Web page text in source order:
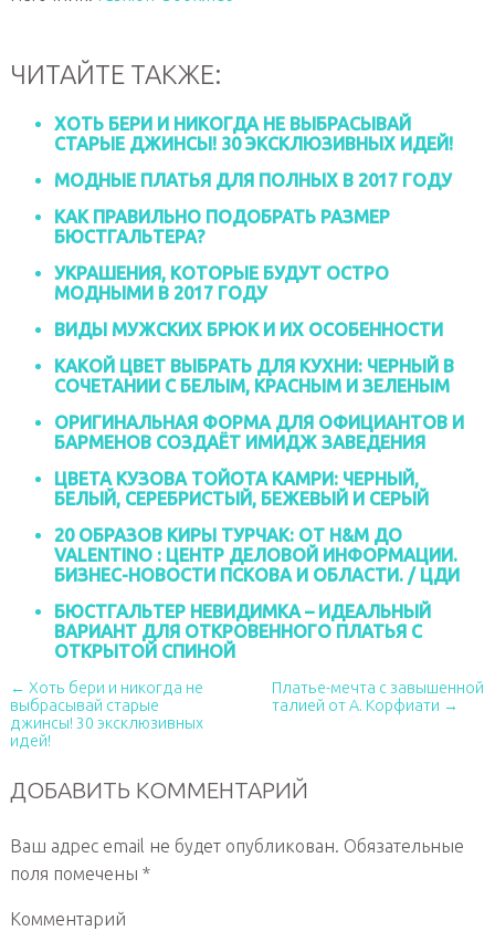
ЧИТАЙТЕ ТАКЖЕ:
ХОТЬ БЕРИ И НИКОГДА НЕ ВЫБРАСЫВАЙ
СТАРЫЕ ДЖИНСЫ! 30 ЭКСКЛЮЗИВНЫХ ИДЕЙ!
МОДНЫЕ ПЛАТЬЯ ДЛЯ ПОЛНЫХ В 2017 ГОДУ
КАК ПРАВИЛЬНО ПОДОБРАТЬ РАЗМЕР
БЮСТГАЛЬТЕРА?
УКРАШЕНИЯ, КОТОРЫЕ БУДУТ ОСТРО
МОДНЫМИ В 2017 ГОДУ
ВИДЫ МУЖСКИХ БРЮК И ИХ ОСОБЕННОСТИ
КАКОЙ ЦВЕТ ВЫБРАТЬ ДЛЯ КУХНИ: ЧЕРНЫЙ В
СОЧЕТАНИИ С БЕЛЫМ, КРАСНЫМ И ЗЕЛЕНЫМ
ОРИГИНАЛЬНАЯ ФОРМА ДЛЯ ОФИЦИАНТОВ И
БАРМЕНОВ СОЗДАЁТ ИМИДЖ ЗАВЕДЕНИЯ
ЦВЕТА КУЗОВА ТОЙОТА КАМРИ: ЧЕРНЫЙ,
БЕЛЫЙ, СЕРЕБРИСТЫЙ, БЕЖЕВЫЙ И СЕРЫЙ
20 ОБРАЗОВ КИРЫ ТУРЧАК: ОТ H&M ДО
VALENTINO : ЦЕНТР ДЕЛОВОЙ ИНФОРМАЦИИ.
БИЗНЕС-НОВОСТИ ПСКОВА И ОБЛАСТИ. / ЦДИ
БЮСТГАЛЬТЕР НЕВИДИМКА – ИДЕАЛЬНЫЙ
ВАРИАНТ ДЛЯ ОТКРОВЕННОГО ПЛАТЬЯ С
ОТКРЫТОЙ СПИНОЙ
← Хоть бери и никогда не
выбрасывай старые
джинсы! 30 эксклюзивных
идей!
Платье-мечта с завышенной
талией от А. Корфиати →
ДОБАВИТЬ КОММЕНТАРИЙ
Ваш адрес email не будет опубликован. Обязательные
поля помечены *
Комментарий